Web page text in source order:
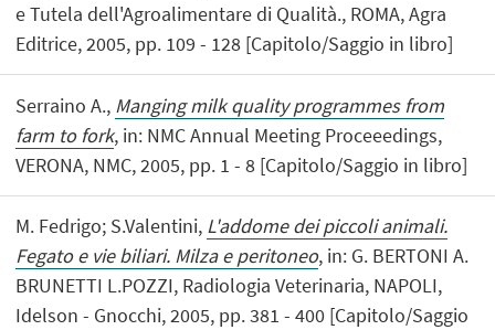
e Tutela dell'Agroalimentare di Qualità., ROMA, Agra
Editrice, 2005, pp. 109 - 128 [Capitolo/Saggio in libro]
Serraino A., Manging milk quality programmes from
farm to fork, in: NMC Annual Meeting Proceeedings,
VERONA, NMC, 2005, pp. 1 - 8 [Capitolo/Saggio in libro]
M. Fedrigo; S.Valentini, L'addome dei piccoli animali.
Fegato e vie biliari. Milza e peritoneo, in: G. BERTONI A.
BRUNETTI L.POZZI, Radiologia Veterinaria, NAPOLI,
Idelson - Gnocchi, 2005, pp. 381 - 400 [Capitolo/Saggio